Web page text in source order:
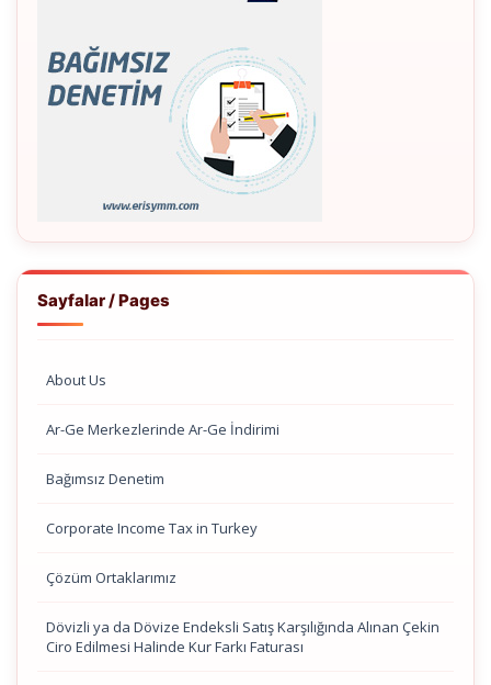
Sayfalar / Pages
About Us
Ar-Ge Merkezlerinde Ar-Ge İndirimi
Bağımsız Denetim
Corporate Income Tax in Turkey
Çözüm Ortaklarımız
Dövizli ya da Dövize Endeksli Satış Karşılığında Alınan Çekin
Ciro Edilmesi Halinde Kur Farkı Faturası